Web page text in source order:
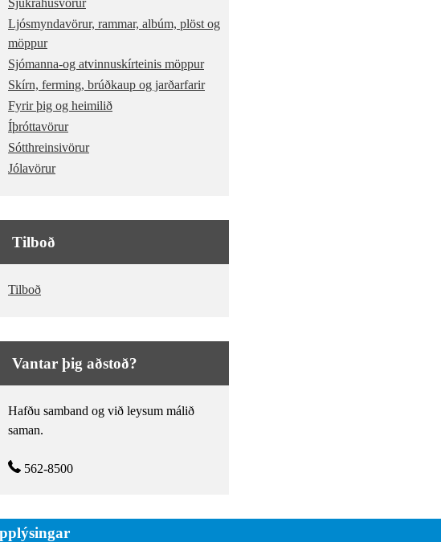
Sjúkrahúsvörur
Ljósmyndavörur, rammar, albúm, plöst og
möppur
Sjómanna-og atvinnuskírteinis möppur
Skírn, ferming, brúðkaup og jarðarfarir
Fyrir þig og heimilið
Íþróttavörur
Sótthreinsivörur
Jólavörur
Tilboð
Tilboð
Vantar þig aðstoð?
Hafðu samband og við leysum málið
saman.
562-8500